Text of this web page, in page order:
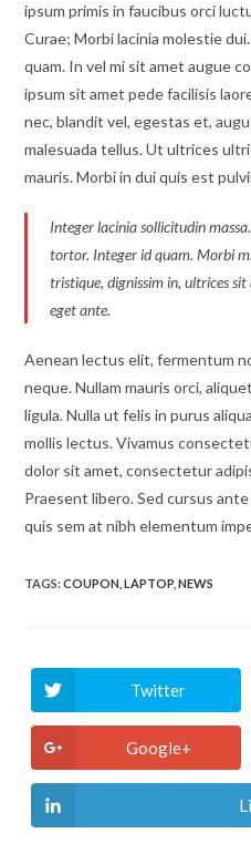
ipsum primis in faucibus orci
Curae; Morbi lacinia molestie
quam. In vel mi sit amet augue
ipsum sit amet pede facilisis
nec, blandit vel, egestas et,
malesuada tellus. Ut ultrices
mauris. Morbi in dui quis est
Integer lacinia sollicitudin
tortor. Integer id quam. Morbi
tristique, dignissim in, ultrices
eget ante.
Aenean lectus elit, fermentum
neque. Nullam mauris orci,
ligula. Nulla ut felis in purus
mollis lectus. Vivamus
dolor sit amet, consectetur
Praesent libero. Sed cursus ante
quis sem at nibh elementum
TAGS:COUPON LAPTOP NEWS
Opens
in
a
new
window
Twitter
Opens
in
a
Google+